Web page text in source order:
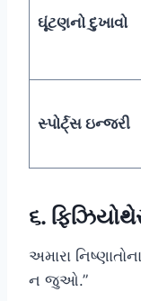
ઘૂંટણનો દુખાવો
સ્પોર્ટ્સ ઇન્જરી
૬.
અમારા
ન જુઓ.”